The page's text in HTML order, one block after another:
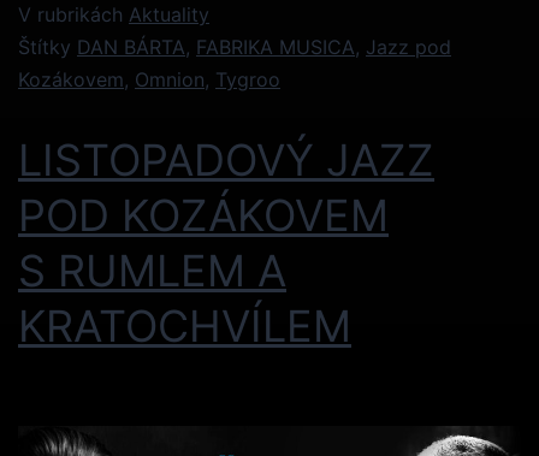
V rubrikách Aktuality
Štítky DAN BÁRTA, FABRIKA MUSICA, Jazz pod
Kozákovem, Omnion, Tygroo
LISTOPADOVÝ JAZZ
POD KOZÁKOVEM
S RUMLEM A
KRATOCHVÍLEM